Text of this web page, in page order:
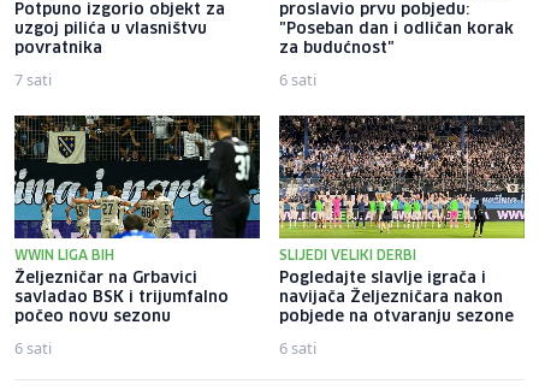
Potpuno izgorio objekt za
uzgoj pilića u vlasništvu
povratnika
7 sati
proslavio prvu pobjedu:
"Poseban dan i odličan korak
za budućnost"
6 sati
WWIN LIGA BIH
Željezničar na Grbavici
savladao BSK i trijumfalno
počeo novu sezonu
6 sati
SLIJEDI VELIKI DERBI
Pogledajte slavlje igrača i
navijača Željezničara nakon
pobjede na otvaranju sezone
6 sati